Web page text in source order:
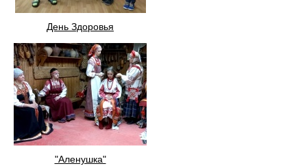
День Здоровья
"Аленушка"